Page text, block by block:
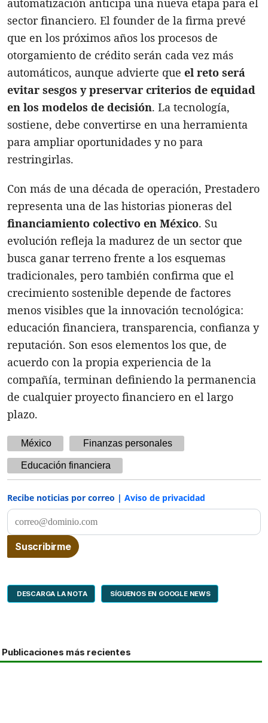
sector financiero. El founder de la firma prevé
que en los próximos años los procesos de
otorgamiento de crédito serán cada vez más
automáticos, aunque advierte que el reto será
evitar sesgos y preservar criterios de equidad
en los modelos de decisión. La tecnología,
sostiene, debe convertirse en una herramienta
para ampliar oportunidades y no para
restringirlas.
Con más de una década de operación, Prestadero
representa una de las historias pioneras del
financiamiento colectivo en México. Su
evolución refleja la madurez de un sector que
busca ganar terreno frente a los esquemas
tradicionales, pero también confirma que el
crecimiento sostenible depende de factores
menos visibles que la innovación tecnológica:
educación financiera, transparencia, confianza y
reputación. Son esos elementos los que, de
acuerdo con la propia experiencia de la
compañía, terminan definiendo la permanencia
de cualquier proyecto financiero en el largo
plazo.
México Finanzas personales
Educación financiera
Recibe noticias por correo | Aviso de privacidad
DESCARGA LA NOTA SÍGUENOS EN GOOGLE NEWS
Publicaciones más recientes